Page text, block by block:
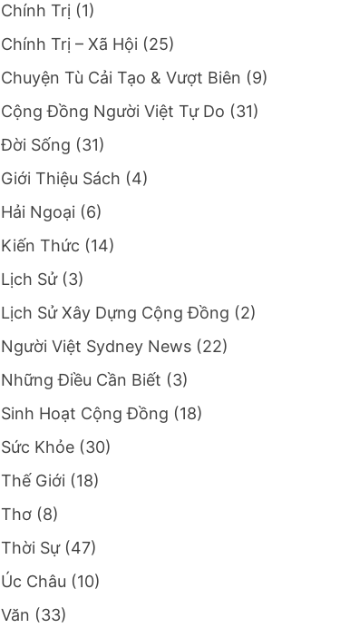
Chính Trị (1)
Chính Trị – Xã Hội (25)
Chuyện Tù Cải Tạo & Vượt Biên (9)
Cộng Đồng Người Việt Tự Do (31)
Đời Sống (31)
Giới Thiệu Sách (4)
Hải Ngoại (6)
Kiến Thức (14)
Lịch Sử(3)
Lịch Sử Xây Dựng Cộng Đồng (2)
Người Việt Sydney News(22)
Những Điều Cần Biết (3)
Sinh Hoạt Cộng Đồng (18)
Sức Khỏe(30)
Thế Giới (18)
Thơ(8)
Thời Sự(47)
Úc Châu (10)
Văn (33)